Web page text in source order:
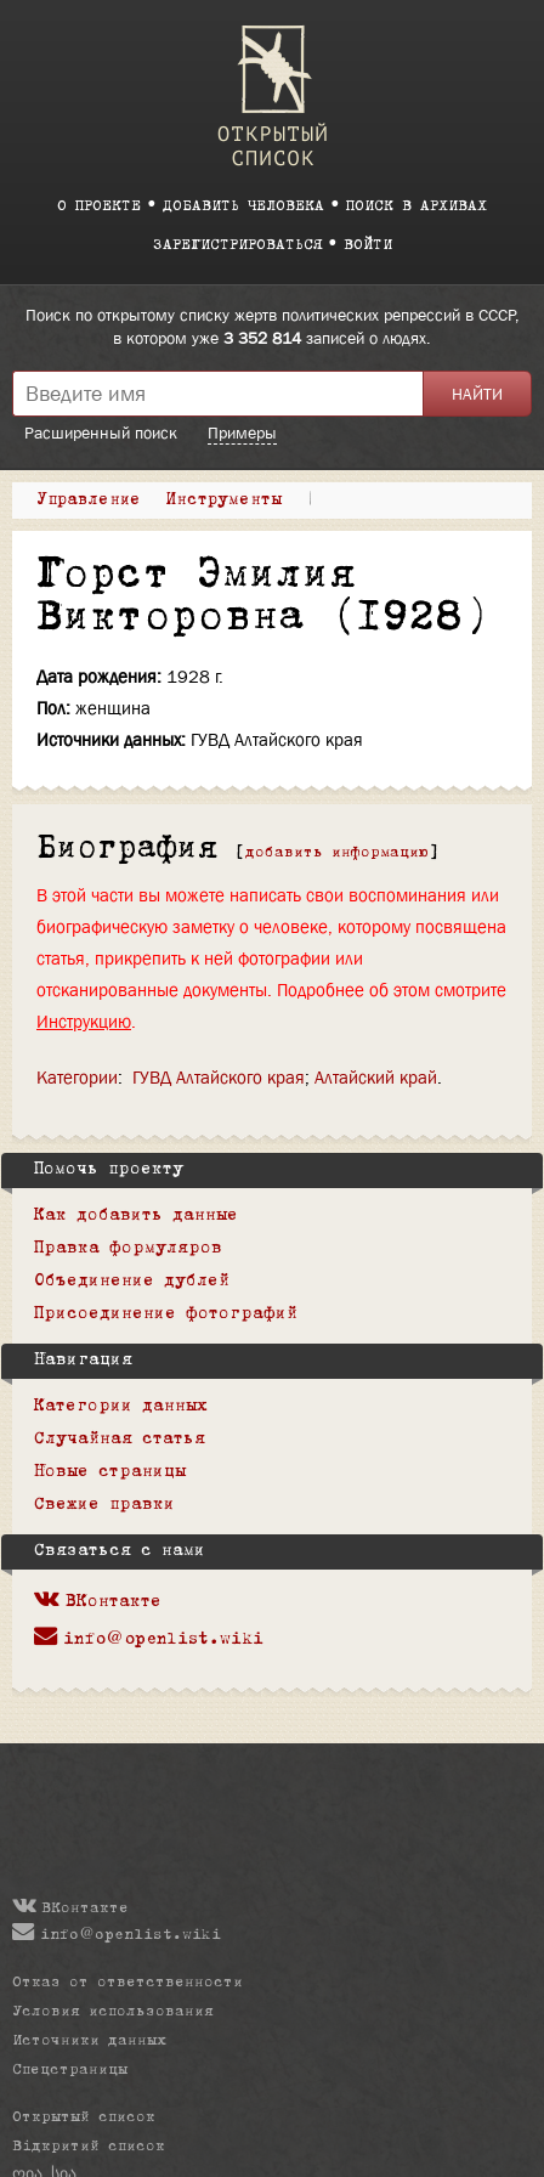
О ПРОЕКТЕ ДОБАВИТЬ ЧЕЛОВЕКА ПОИСК В АРХИВАХ
ЗАРЕГИСТРИРОВАТЬСЯ ВОЙТИ
Поиск по открытому списку жертв политических репрессий в СССР,
в котором уже 3 352 814записей о людях.
Расширенный поиск Примеры
Управление Инструменты |
Горст Эмилия
Викторовна (1928)
Дата рождения: 1928 г.
Пол: женщина
Источники данных: ГУВД Алтайского края
Биография [ добавить информацию ]
В этой части вы можете написать свои воспоминания или
биографическую заметку о человеке, которому посвящена
статья, прикрепить к ней фотографии или
отсканированные документы. Подробнее об этом смотрите
Инструкцию.
Категории: ГУВД Алтайского края Алтайский край
Помочь проекту
Как добавить данные
Правка формуляров
Объединение дублей
Присоединение фотографий
Навигация
Категории данных
Случайная статья
Новые страницы
Свежие правки
Связаться с нами
ВКонтакте
info@openlist.wiki
ВКонтакте
info@openlist.wiki
Отказ от ответственности
Условия использования
Источники данных
Спецстраницы
Открытый список
Відкритий список